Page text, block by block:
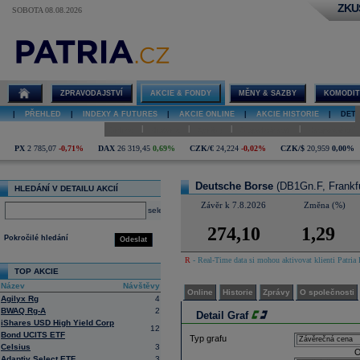
SOBOTA 08.08.2026
Deutsche
Borse graf
ZPRAVODAJSTVÍ AKCIE & FONDY MĚNY & SAZBY
PŘEHLED INDEXY A FUTURES AKCIE ONLINE AKCIE HISTORIE
PX 2 785,07 -0,71% DAX 26 319,45 0,69% CZK/€ 24,224 -0,02% CZK/$ 20,959 0,00%
HLEDÁNÍ V DETAILU AKCIÍ
select
Odeslat
Pokročilé hledání
TOP AKCIE
Název
Návštěvy
Agilyx Rg
4
BWAQ Rg-A
2
iShares USD High Yield Corp
Bond UCITS ETF
12
Celsius
3
Deutsche Borse (DB1Gn.F,
Závěr k 7.8.2026 Změna (%)
274,10 1,29
R - Real-Time data si mohou aktivovat klienti
Online Historie Zprávy O společnosti
Detail Graf
Typ grafu